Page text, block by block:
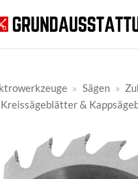
» Sägen »
Kreissägeblätter &